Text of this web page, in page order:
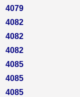
4079
4082
4082
4082
4085
4085
4085